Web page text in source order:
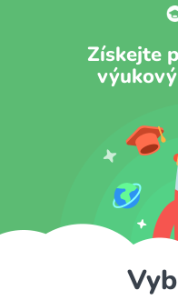
Získejte